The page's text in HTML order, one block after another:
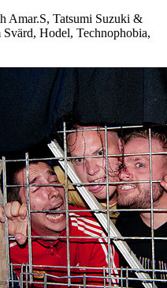
Amar.S, Tatsumi Suzuki &
Hodel, Technophobia,